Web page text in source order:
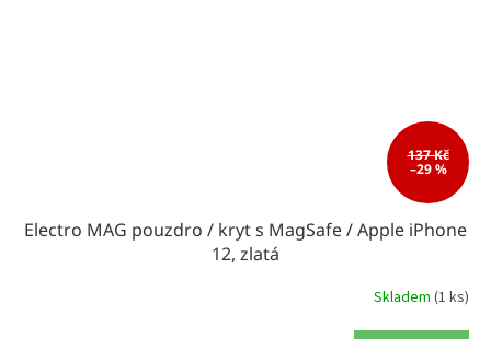
137 Kč
–29 %
Electro MAG pouzdro / kryt s MagSafe / Apple iPhone
12, zlatá
Skladem (1 ks)